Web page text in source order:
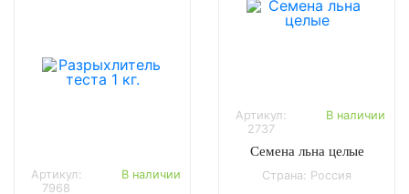
Артикул:
7968
В наличии
Артикул:
2737
В наличии
Семена льна целые
Страна: Россия